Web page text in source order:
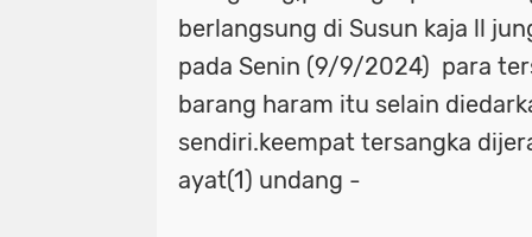
Presiden Prabowo Subianto. Antara
*BIADAB! Wartawan Disekap
*Polres Bangkalan Berhasil
"presiden ri prabowo subianto.
"sikap miftah maulana alias gus
khusus presiden prabowo subianto.
*biadab! wartawan disekap
berlangsung di Susun kaja ll
pada Senin (9/9/2024) para
barang haram itu selain
sendiri.keempat tersangka
ayat(1) undang -